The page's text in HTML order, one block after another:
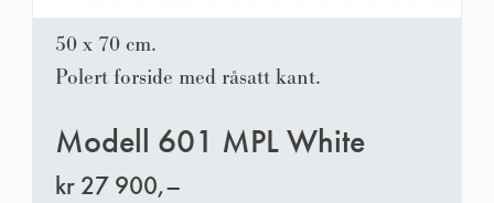
50 x 70 cm.
Polert forside med råsatt kant.
Modell 601 MPL White
kr 27 900,–